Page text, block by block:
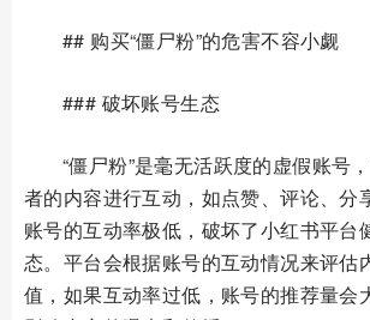
## 购买“僵尸粉”的危害不容小觑
### 破坏账号生态
“僵尸粉”是毫无活跃度的虚假账号
者的内容进行互动，如点赞、评论、分
账号的互动率极低，破坏了小红书平台
态。平台会根据账号的互动情况来评估
值，如果互动率过低，账号的推荐量会